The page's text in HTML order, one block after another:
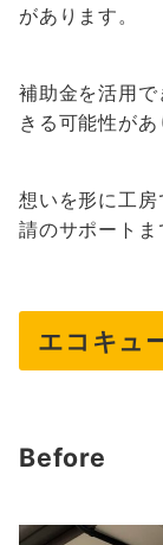
があります。
補助金を活用
きる可能性があ
想いを形に工
請のサポートま
エコキュ
Before